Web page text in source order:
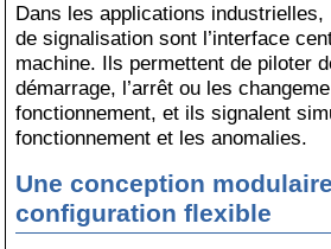
Dans les applications
de signalisation sont l’interface
machine. Ils permettent de piloter
démarrage, l’arrêt ou les
fonctionnement, et ils signalent
fonctionnement et les anomalies.
Une conception
configuration flexible